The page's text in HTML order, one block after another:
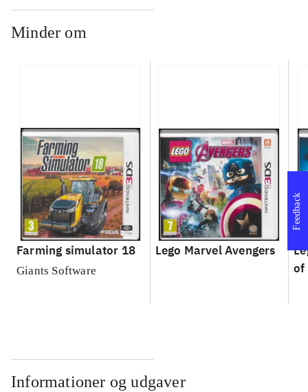
Minder om
Farming simulator 18
Giants Software
Lego Marvel Avengers
of
Informationer og udgaver
Feedback